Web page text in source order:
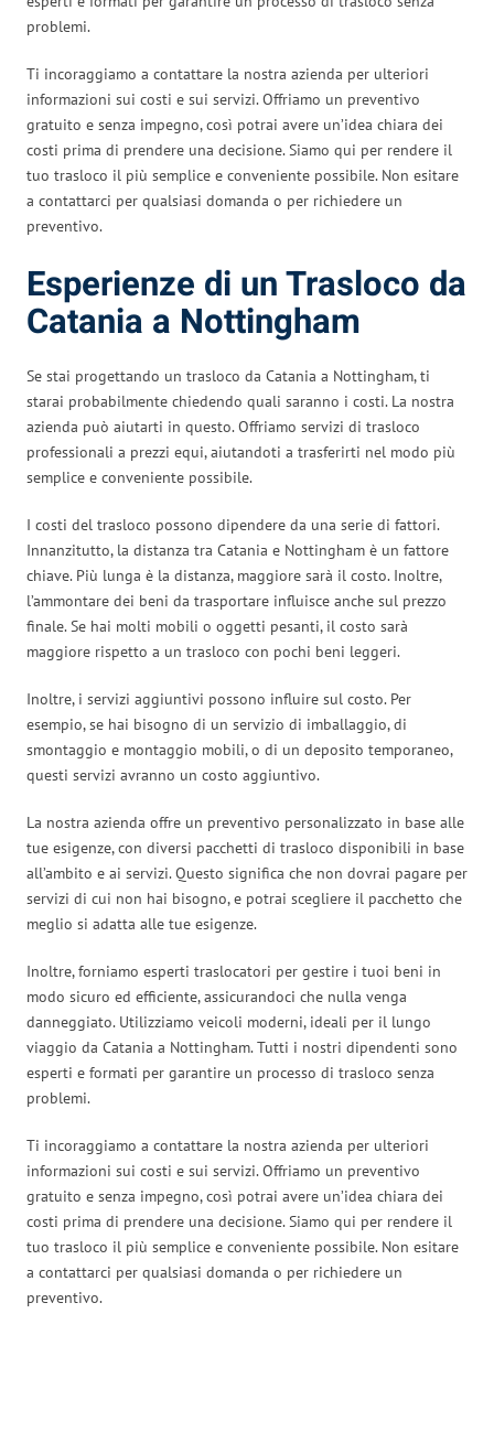
problemi.
Ti incoraggiamo a contattare la nostra azienda per ulteriori
informazioni sui costi e sui servizi. Offriamo un preventivo
gratuito e senza impegno, così potrai avere un’idea chiara dei
costi prima di prendere una decisione. Siamo qui per rendere il
tuo trasloco il più semplice e conveniente possibile. Non esitare
a contattarci per qualsiasi domanda o per richiedere un
preventivo.
Esperienze di un Trasloco da
Catania a Nottingham
Se stai progettando un trasloco da Catania a Nottingham, ti
starai probabilmente chiedendo quali saranno i costi. La nostra
azienda può aiutarti in questo. Offriamo servizi di trasloco
professionali a prezzi equi, aiutandoti a trasferirti nel modo più
semplice e conveniente possibile.
I costi del trasloco possono dipendere da una serie di fattori.
Innanzitutto, la distanza tra Catania e Nottingham è un fattore
chiave. Più lunga è la distanza, maggiore sarà il costo. Inoltre,
l’ammontare dei beni da trasportare influisce anche sul prezzo
finale. Se hai molti mobili o oggetti pesanti, il costo sarà
maggiore rispetto a un trasloco con pochi beni leggeri.
Inoltre, i servizi aggiuntivi possono influire sul costo. Per
esempio, se hai bisogno di un servizio di imballaggio, di
smontaggio e montaggio mobili, o di un deposito temporaneo,
questi servizi avranno un costo aggiuntivo.
La nostra azienda offre un preventivo personalizzato in base alle
tue esigenze, con diversi pacchetti di trasloco disponibili in base
all’ambito e ai servizi. Questo significa che non dovrai pagare per
servizi di cui non hai bisogno, e potrai scegliere il pacchetto che
meglio si adatta alle tue esigenze.
Inoltre, forniamo esperti traslocatori per gestire i tuoi beni in
modo sicuro ed efficiente, assicurandoci che nulla venga
danneggiato. Utilizziamo veicoli moderni, ideali per il lungo
viaggio da Catania a Nottingham. Tutti i nostri dipendenti sono
esperti e formati per garantire un processo di trasloco senza
problemi.
Ti incoraggiamo a contattare la nostra azienda per ulteriori
informazioni sui costi e sui servizi. Offriamo un preventivo
gratuito e senza impegno, così potrai avere un’idea chiara dei
costi prima di prendere una decisione. Siamo qui per rendere il
tuo trasloco il più semplice e conveniente possibile. Non esitare
a contattarci per qualsiasi domanda o per richiedere un
preventivo.